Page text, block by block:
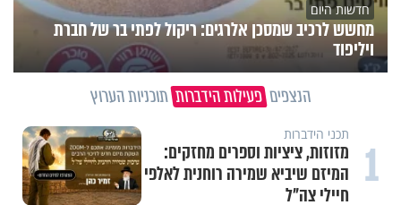
חדשות היום
מחשש לרכיב שמסכן אלרגים: ריקול לפתי בר של חברת
ויליפוד
הנצפים פעילות הידברות תוכניות הערוץ
1 תכני הידברות
מזוזות, ציציות וספרים מחזקים:
המיזם שיביא שמירה רוחנית לאלפי
חיילי צה"ל